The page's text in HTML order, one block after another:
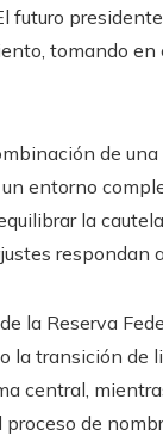
futuro
tomando
de
entorno
la
la Reserva
la transición de
central,
de